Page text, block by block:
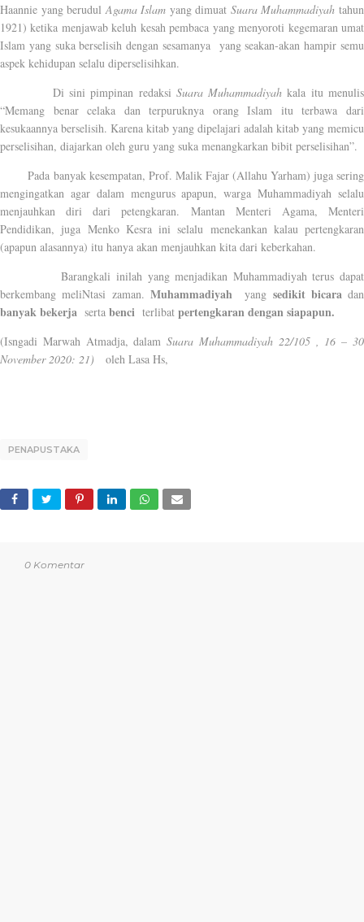
Haannie yang berudul Agama Islam yang dimuat Suara Muhammadiyahtahun
1921) ketika menjawab keluh kesah pembaca yang menyoroti kegemaran umat
Islam yang suka berselisih dengan sesamanya
yang seakan-akan hampir semu
aspek kehidupan selalu diperselisihkan.
Di sini pimpinan redaksi Suara Muhammadiyahkala itu menulis
“Memang benar celaka dan terpuruknya orang Islam itu terbawa dari
kesukaannya berselisih. Karena kitab yang dipelajari adalah kitab yang memicu
perselisihan, diajarkan oleh guru yang suka menangkarkan bibit perselisihan”.
Pada banyak kesempatan, Prof. Malik Fajar (Allahu Yarham) juga sering
mengingatkan agar dalam mengurus apapun, warga Muhammadiyah selalu
menjauhkan diri dari petengkaran. Mantan Menteri Agama, Menteri
Pendidikan, juga Menko Kesra ini selalu menekankan kalau pertengkaran
(apapun alasannya) itu hanya akan menjauhkan kita dari keberkahan.
Barangkali inilah yang menjadikan Muhammadiyah terus dapat
berkembang meliNtasi zaman. Muhammadiyah yang sedikit bicara dan
banyak bekerja serta benci terlibat pertengkaran dengan siapapun.
(Isngadi Marwah Atmadja, dalamSuara Muhammadiyah 22/105 , 16 – 30
November 2020: 21)
oleh Lasa Hs,
PENAPUSTAKA
0 Komentar